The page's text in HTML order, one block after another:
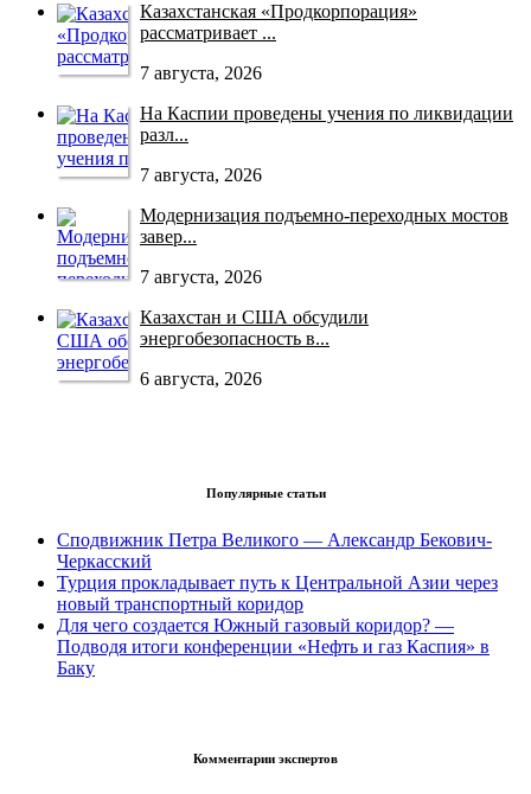
Казахстанская «Продкорпорация»
рассматривает ...
7 августа, 2026
На Каспии проведены учения по ликвидации
разл...
7 августа, 2026
Модернизация подъемно-переходных мостов
завер...
7 августа, 2026
Казахстан и США обсудили
энергобезопасность в...
6 августа, 2026
Популярные статьи
Сподвижник Петра Великого — Александр Бекович-
Черкасский
Турция прокладывает путь к Центральной Азии через
новый транспортный коридор
Для чего создается Южный газовый коридор? —
Подводя итоги конференции «Нефть и газ Каспия» в
Баку
Комментарии экспертов